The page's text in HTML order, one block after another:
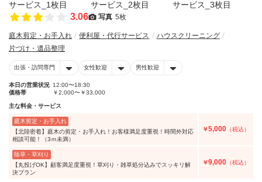
3.06 写真 5枚
庭木剪定・お手入れ 便利屋・代行サービス
ハウスクリーニング
片づけ・遺品整理
出張・訪問専門 女性歓迎 男性歓迎
本日の営業状況 12:00〜18:30
価格帯
￥2,000〜￥33,000
主な料金・サービス
庭木剪定・お手入れ
【北陸密着】庭木の剪定・お手入れ！お客様満足度重視！時間外対応
相談可能！（3ｍ未満）
￥5,000 （税込）
除草・草刈り
【丸投げOK】顧客満足度重視！草刈り・雑草処分込みでスッキリ解
決プラン
￥9,000 （税込）